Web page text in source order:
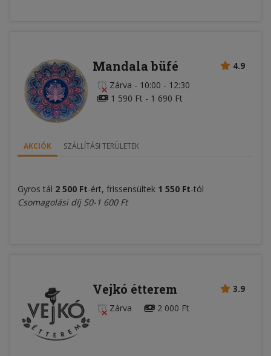
4.9
Mandala büfé
Zárva - 10:00 - 12:30
1 590 Ft - 1 690 Ft
AKCIÓK SZÁLLÍTÁSI TERÜLETEK
Gyros tál 2 500 Ft-ért, frissensültek 1 550 Ft-tól
Csomagolási díj 50-1 600 Ft
3.9
Vejkó étterem
Zárva 2 000 Ft